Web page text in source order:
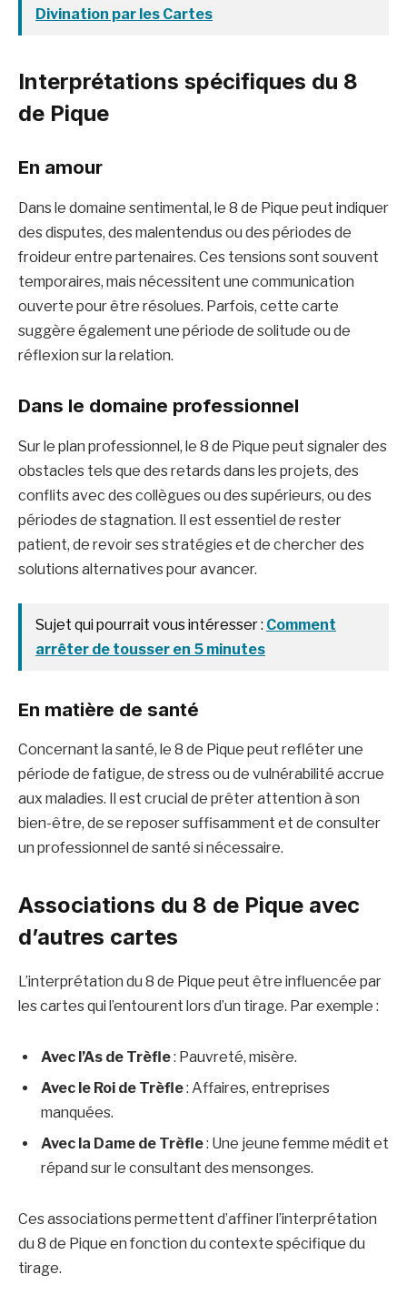
Divination par les Cartes
Interprétations spécifiques du 8
de Pique
En amour
Dans le domaine sentimental, le 8 de Pique peut indiquer
des disputes, des malentendus ou des périodes de
froideur entre partenaires. Ces tensions sont souvent
temporaires, mais nécessitent une communication
ouverte pour être résolues. Parfois, cette carte
suggère également une période de solitude ou de
réflexion sur la relation. ​
Dans le domaine professionnel
Sur le plan professionnel, le 8 de Pique peut signaler des
obstacles tels que des retards dans les projets, des
conflits avec des collègues ou des supérieurs, ou des
périodes de stagnation. Il est essentiel de rester
patient, de revoir ses stratégies et de chercher des
solutions alternatives pour avancer. ​
Sujet qui pourrait vous intéresser : Comment
arrêter de tousser en 5 minutes
En matière de santé
Concernant la santé, le 8 de Pique peut refléter une
période de fatigue, de stress ou de vulnérabilité accrue
aux maladies. Il est crucial de prêter attention à son
bien-être, de se reposer suffisamment et de consulter
un professionnel de santé si nécessaire. ​
Associations du 8 de Pique avec
d’autres cartes
L’interprétation du 8 de Pique peut être influencée par
les cartes qui l’entourent lors d’un tirage. Par exemple :​
Avec l’As de Trèfle: Pauvreté, misère. ​
Avec le Roi de Trèfle: Affaires, entreprises
manquées. ​
Avec la Dame de Trèfle: Une jeune femme médit et
répand sur le consultant des mensonges. ​
Ces associations permettent d’affiner l’interprétation
du 8 de Pique en fonction du contexte spécifique du
tirage.​